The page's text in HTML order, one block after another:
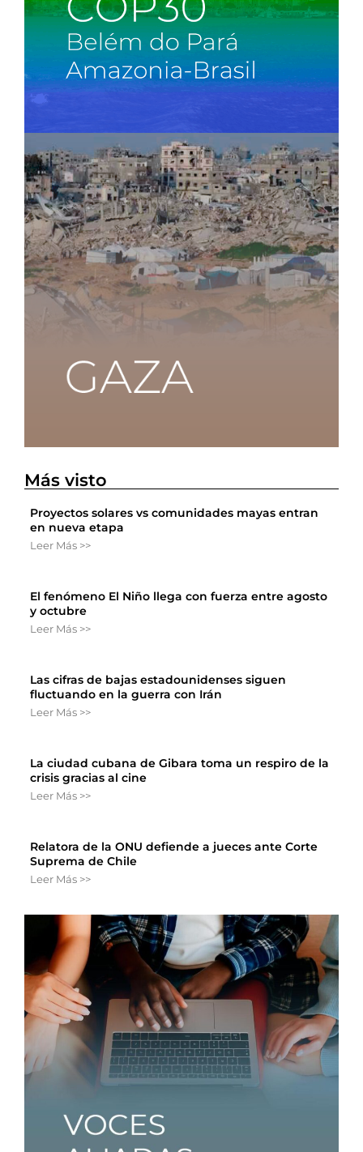
Más visto
Proyectos solares vs comunidades mayas entran
en nueva etapa
Leer Más >>
El fenómeno El Niño llega con fuerza entre agosto
y octubre
Leer Más >>
Las cifras de bajas estadounidenses siguen
fluctuando en la guerra con Irán
Leer Más >>
La ciudad cubana de Gibara toma un respiro de la
crisis gracias al cine
Leer Más >>
Relatora de la ONU defiende a jueces ante Corte
Suprema de Chile
Leer Más >>